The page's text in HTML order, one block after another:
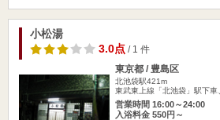
小松湯
3.0点 / 1 件
東京都 / 豊島区
北池袋駅421m
東武東上線「北池袋」駅下車
営業時間 16:00～24:00
入浴料金 550円～